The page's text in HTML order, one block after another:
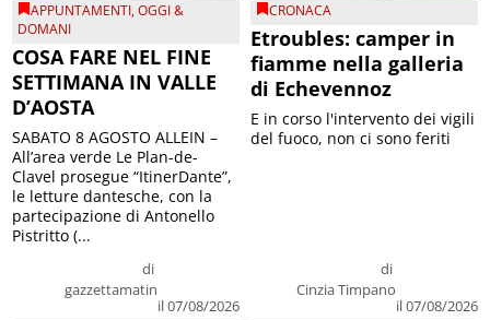
APPUNTAMENTI,OGGI &
DOMANI
COSA FARE NEL FINE
SETTIMANA IN VALLE
D’AOSTA
di
gazzettamatin
il 07/08/2026
SABATO 8 AGOSTO ALLEIN –
All’area verde Le Plan-de-
Clavel prosegue “ItinerDante”,
le letture dantesche, con la
partecipazione di Antonello
Pistritto (...
CRONACA
Etroubles: camper in
fiamme nella galleria
di Echevennoz
di
Cinzia Timpano
il 07/08/2026
E in corso l'intervento dei vigili
del fuoco, non ci sono feriti